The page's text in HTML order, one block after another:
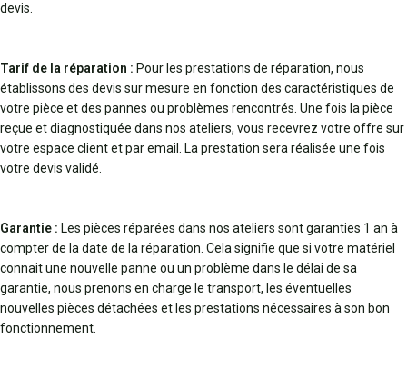
devis.
Tarif de la réparation : Pour les prestations de réparation, nous
établissons des devis sur mesure en fonction des caractéristiques de
votre pièce et des pannes ou problèmes rencontrés. Une fois la pièce
reçue et diagnostiquée dans nos ateliers, vous recevrez votre offre sur
votre espace client et par email. La prestation sera réalisée une fois
votre devis validé.
Garantie : Les pièces réparées dans nos ateliers sont garanties 1 an à
compter de la date de la réparation. Cela signifie que si votre matériel
connait une nouvelle panne ou un problème dans le délai de sa
garantie, nous prenons en charge le transport, les éventuelles
nouvelles pièces détachées et les prestations nécessaires à son bon
fonctionnement.